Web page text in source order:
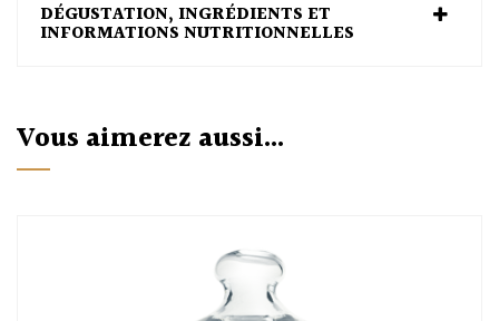
DÉGUSTATION, INGRÉDIENTS ET
INFORMATIONS NUTRITIONNELLES
Vous aimerez aussi...